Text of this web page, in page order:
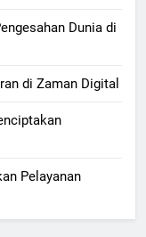
Dunia di
di Zaman Digital
Pelayanan